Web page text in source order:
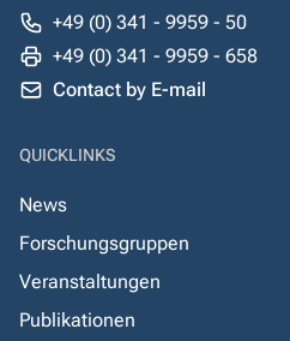
+49 (0) 341 - 9959 - 50
+49 (0) 341 - 9959 - 658
Contact by E-mail
QUICKLINKS
News
Forschungsgruppen
Veranstaltungen
Publikationen